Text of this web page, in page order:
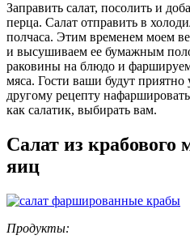
Заправить салат, посолить и
перца. Салат отправить в
полчаса. Этим временем моем
и высушиваем ее бумажным
раковины на блюдо и
мяса. Гости ваши будут
другому рецепту
как салатик, выбирать вам.
Салат из крабового
яиц
Продукты: